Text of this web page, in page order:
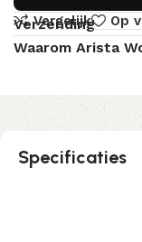
Vergelijk
Op
Verzending
Waarom Arista
Specificaties